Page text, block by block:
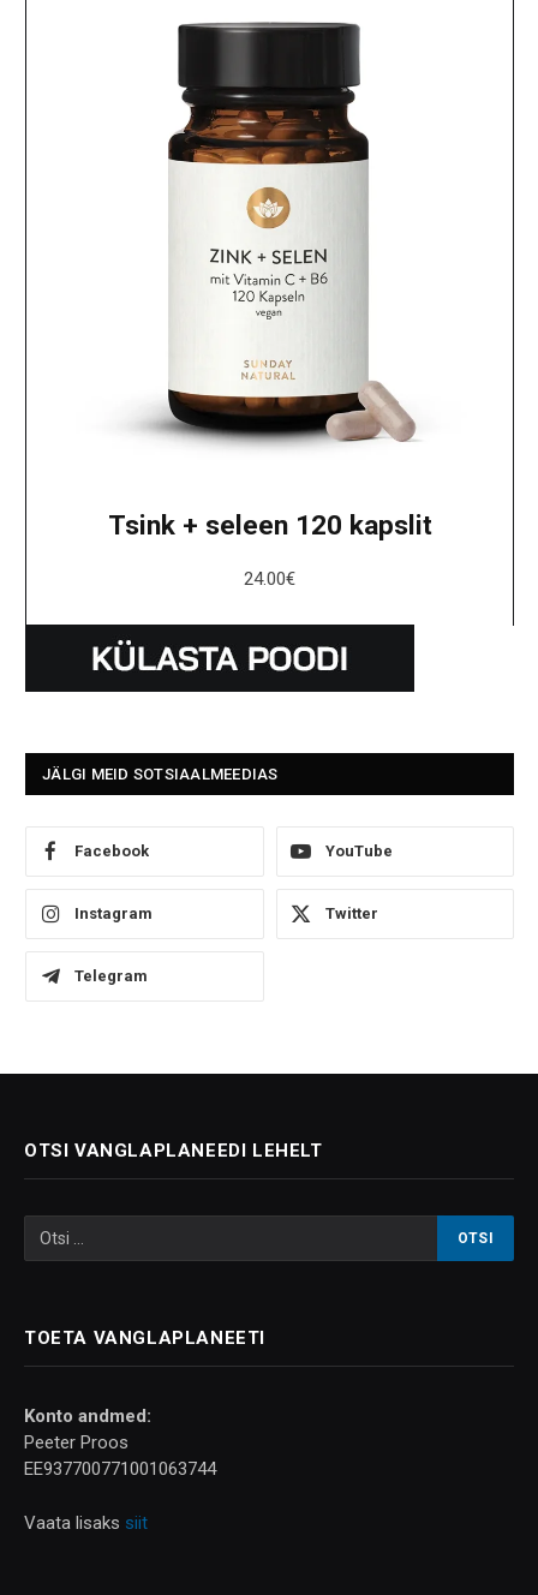
Tsink + seleen 120 kapslit
24.00€
JÄLGI MEID SOTSIAALMEEDIAS
Facebook YouTube
Instagram Twitter
Telegram
OTSI VANGLAPLANEEDI LEHELT
TOETA VANGLAPLANEETI
Konto andmed:
Peeter Proos
EE937700771001063744
Vaata lisaks siit